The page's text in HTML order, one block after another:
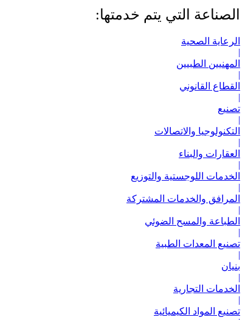
الصناعة التي يتم خدمتها:
الرعاية الصحية
|
المهنيين الطبيين
|
القطاع القانوني
|
تصنيع
|
التكنولوجيا والاتصالات
|
العقارات والبناء
|
الخدمات اللوجستية والتوزيع
|
المرافق والخدمات المشتركة
|
الطباعة والمسح الضوئي
|
تصنيع المعدات الطبية
|
بنيان
|
الخدمات التجارية
|
تصنيع المواد الكيميائية